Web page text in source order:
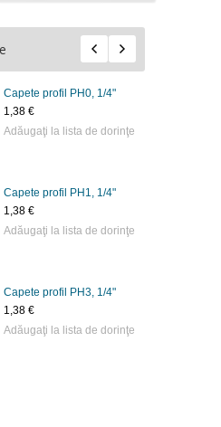
Capete profil PH0, 1/4"
1,38 €
Adăugaţi la lista de dorinţe
Capete profil PH1, 1/4"
1,38 €
Adăugaţi la lista de dorinţe
Capete profil PH3, 1/4"
1,38 €
Adăugaţi la lista de dorinţe
1,38 €